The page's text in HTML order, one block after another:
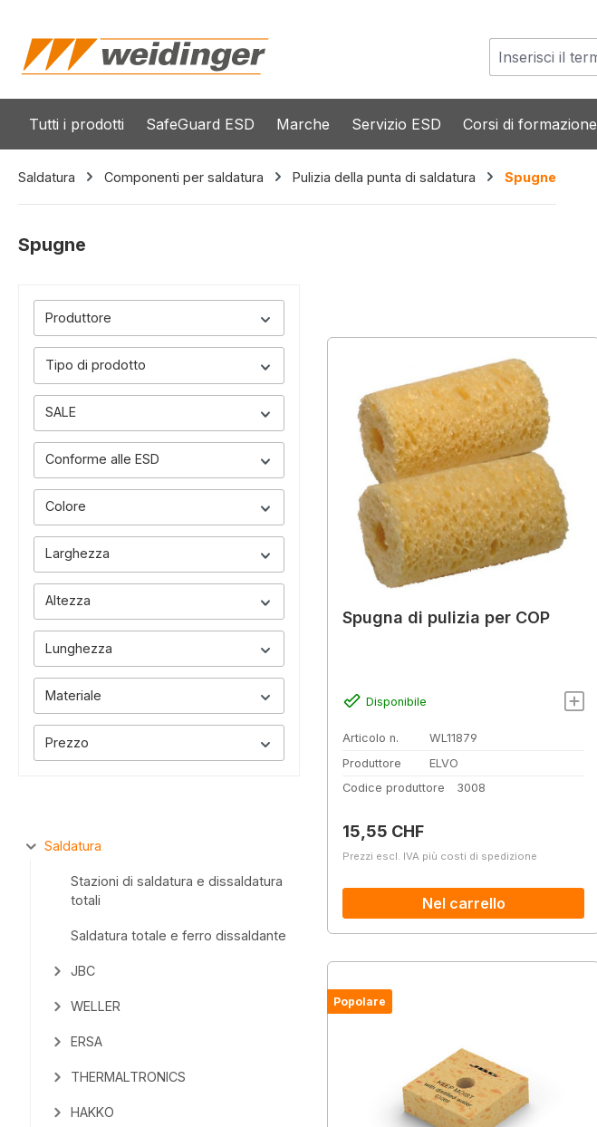
Tutti i prodotti SafeGuard ESD Marche Servizio ESD Corsi di formazione
Saldatura Componenti per saldatura Pulizia della punta di saldatura Spugne
Spugne
Produttore
Tipo di prodotto
SALE
Conforme alle ESD
Colore
Larghezza
Altezza
Lunghezza
Materiale
Prezzo
Saldatura
Stazioni di saldatura e dissaldatura
totali
Saldatura totale e ferro dissaldante
JBC
WELLER
ERSA
THERMALTRONICS
HAKKO
Spugna di pulizia per COP
Disponibile
Articolo n.
WL11879
Produttore
ELVO
Codice produttore
3008
Prezzo normale:
15,55 CHF
Prezzi escl. IVA più costi di spedizione
Nel carrello
Popolare